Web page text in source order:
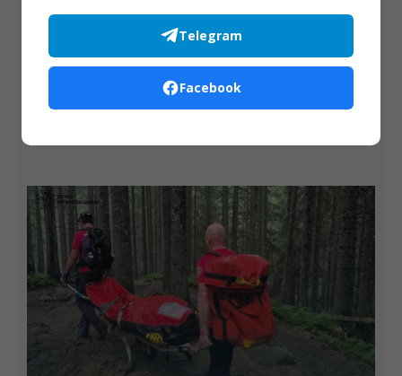
Духовність
Ігумен Погінського монастиря Терентій Цапчук
став Єпископом-помічником Бучацької Єпархії
Telegram
Facebook